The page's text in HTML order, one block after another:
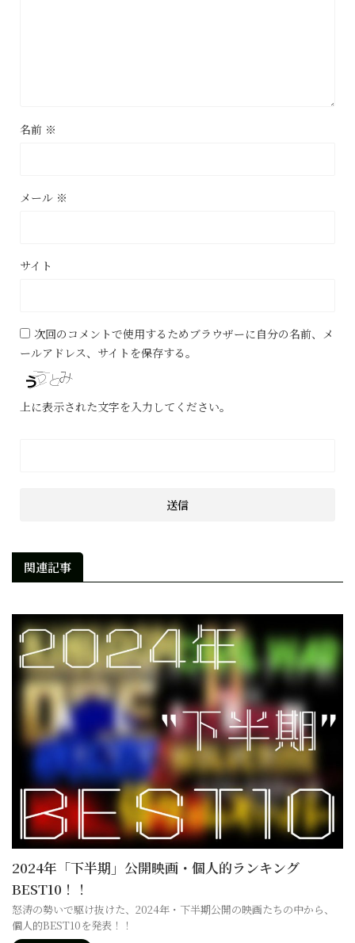
名前 ※
メール ※
サイト
次回のコメントで使用するためブラウザーに自分の名前、メ
ールアドレス、サイトを保存する。
上に表示された文字を入力してください。
関連記事
2024年「下半期」公開映画・個人的ランキング
BEST10！！
怒涛の勢いで駆け抜けた、2024年・下半期公開の映画たちの中から、
個人的BEST10を発表！！